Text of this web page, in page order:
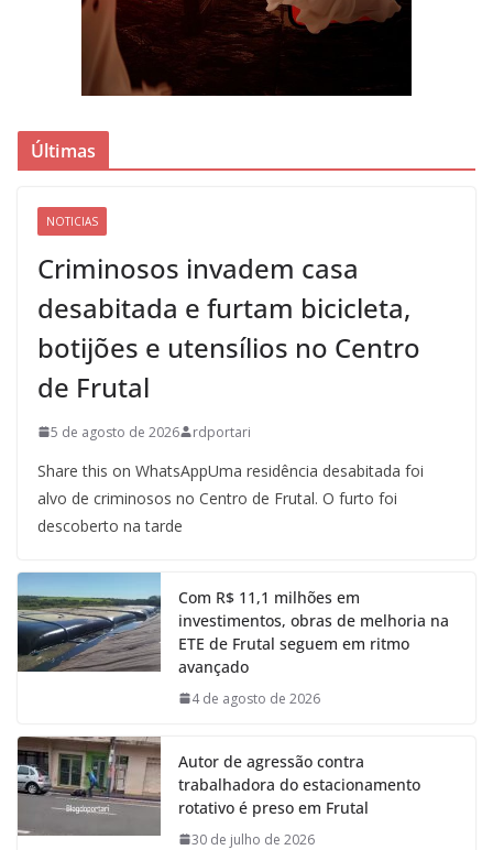
Últimas
NOTICIAS
Criminosos invadem casa
desabitada e furtam bicicleta,
botijões e utensílios no Centro
de Frutal
5 de agosto de 2026 rdportari
Share this on WhatsAppUma residência desabitada foi
alvo de criminosos no Centro de Frutal. O furto foi
descoberto na tarde
Com R$ 11,1 milhões em
investimentos, obras de melhoria na
ETE de Frutal seguem em ritmo
avançado
4 de agosto de 2026
Autor de agressão contra
trabalhadora do estacionamento
rotativo é preso em Frutal
30 de julho de 2026